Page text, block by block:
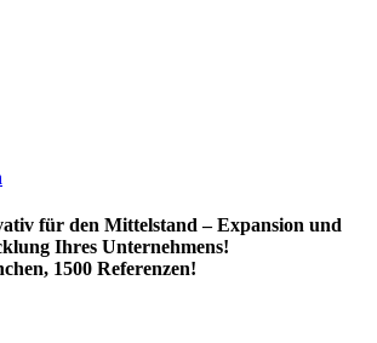
für den Mittelstand – Expansion und
Ihres Unternehmens!
1500 Referenzen!